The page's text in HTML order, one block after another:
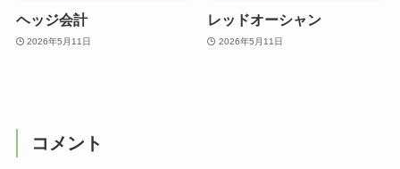
ヘッジ会計
2026年5月11日
レッドオーシャン
2026年5月11日
コメント